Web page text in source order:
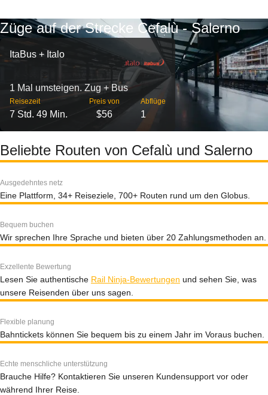
Züge auf der Strecke Cefalù - Salerno
ItaBus + Italo
1 Mal umsteigen. Zug + Bus
Reisezeit
7 Std. 49 Min.
Preis von
$56
Abflüge
1
Beliebte Routen von Cefalù und Salerno
Ausgedehntes netz
Eine Plattform, 34+ Reiseziele, 700+ Routen rund um den Globus.
Bequem buchen
Wir sprechen Ihre Sprache und bieten über 20 Zahlungsmethoden an.
Exzellente Bewertung
Lesen Sie authentische Rail Ninja-Bewertungen und sehen Sie, was
unsere Reisenden über uns sagen.
Flexible planung
Bahntickets können Sie bequem bis zu einem Jahr im Voraus buchen.
Echte menschliche unterstützung
Brauche Hilfe? Kontaktieren Sie unseren Kundensupport vor oder
während Ihrer Reise.